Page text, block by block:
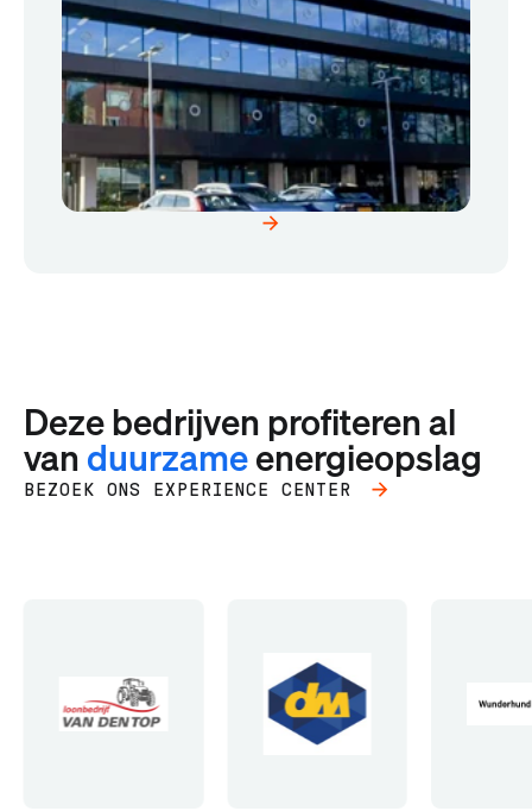
Deze bedrijven profiteren al
van duurzameenergieopslag
BEZOEK ONS EXPERIENCE CENTER